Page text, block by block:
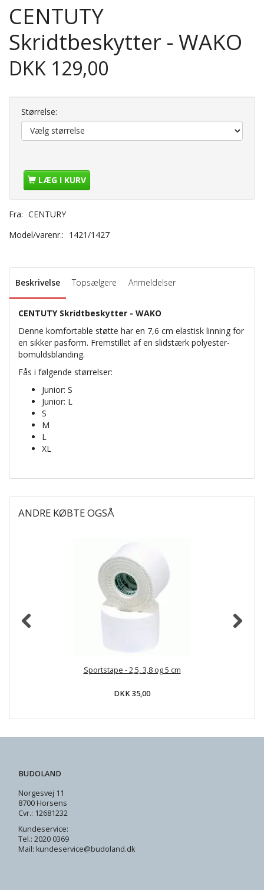
CENTUTY
Skridtbeskytter - WAKO
DKK 129,00
Størrelse:
LÆG I KURV
Fra: CENTURY
Model/varenr.: 1421/1427
Beskrivelse Topsælgere Anmeldelser
CENTUTY Skridtbeskytter - WAKO
Denne komfortable støtte har en 7,6 cm elastisk linning for
en sikker pasform. Fremstillet af en slidstærk polyester-
bomuldsblanding.
Fås i følgende størrelser:
Junior: S
Junior: L
S
M
L
XL
ANDRE KØBTE OGSÅ
Sportstape - 2,5, 3,8 og 5 cm
DKK 35,00
BUDOLAND
Norgesvej 11
8700 Horsens
Cvr.: 12681232
Kundeservice:
Tel.: 2020 0369
Mail: kundeservice@budoland.dk